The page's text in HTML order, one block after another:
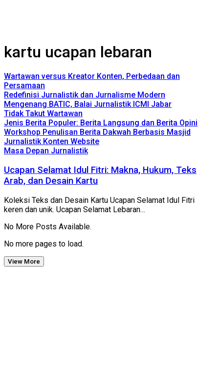
kartu ucapan lebaran
Wartawan versus Kreator Konten, Perbedaan dan
Persamaan
Redefinisi Jurnalistik dan Jurnalisme Modern
Mengenang BATIC, Balai Jurnalistik ICMI Jabar
Tidak Takut Wartawan
Jenis Berita Populer: Berita Langsung dan Berita Opini
Workshop Penulisan Berita Dakwah Berbasis Masjid
Jurnalistik Konten Website
Masa Depan Jurnalistik
Ucapan Selamat Idul Fitri: Makna, Hukum, Teks
Arab, dan Desain Kartu
Koleksi Teks dan Desain Kartu Ucapan Selamat Idul Fitri
keren dan unik. Ucapan Selamat Lebaran…
No More Posts Available.
No more pages to load.
View More